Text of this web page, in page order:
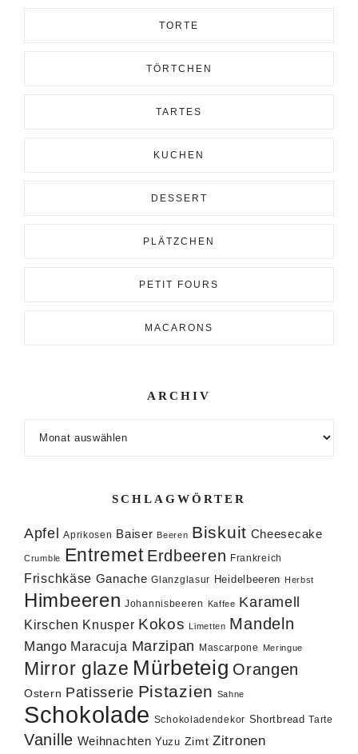
TORTE
TÖRTCHEN
TARTES
KUCHEN
DESSERT
PLÄTZCHEN
PETIT FOURS
MACARONS
ARCHIV
SCHLAGWÖRTER
Apfel Aprikosen Baiser Beeren Biskuit Cheesecake
Crumble Entremet Erdbeeren Frankreich
Frischkäse Ganache Glanzglasur Heidelbeeren Herbst
Himbeeren Johannisbeeren Kaffee Karamell
Kirschen Knusper Kokos Limetten Mandeln
Mango Maracuja Marzipan Mascarpone Meringue
Mirror glaze Mürbeteig Orangen
Ostern Patisserie Pistazien Sahne
Schokolade Schokoladendekor Shortbread Tarte
Vanille Weihnachten Yuzu Zimt Zitronen